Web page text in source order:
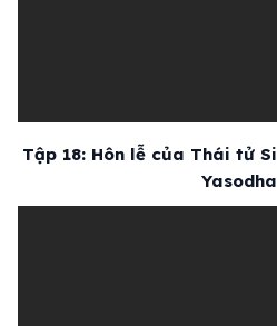
Tập 18: Hôn lễ của Thái tử